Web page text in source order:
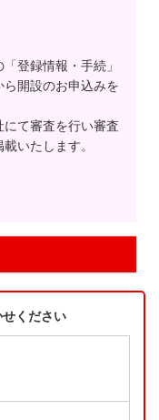
登録情報・手続」
開設のお申込みを
て審査を行い審査
いたします。
ください